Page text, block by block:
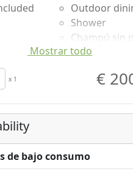
Outdoor
Shower
Champú sin
no monodosis
Garden view
Own
Mostrar todo
x 1 €
de bajo consumo